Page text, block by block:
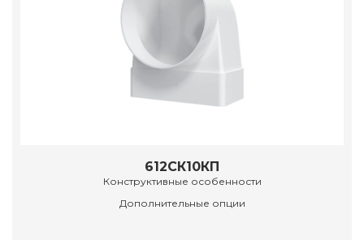
612СК10КП
Конструктивные особенности
Дополнительные опции